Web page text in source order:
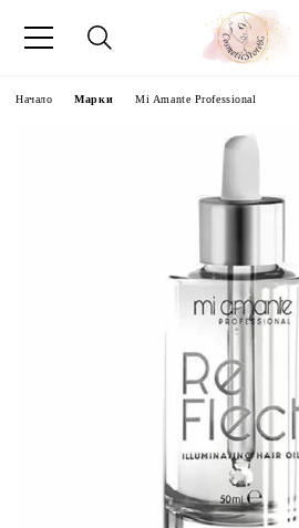
Начало Марки Mi Amante Professional